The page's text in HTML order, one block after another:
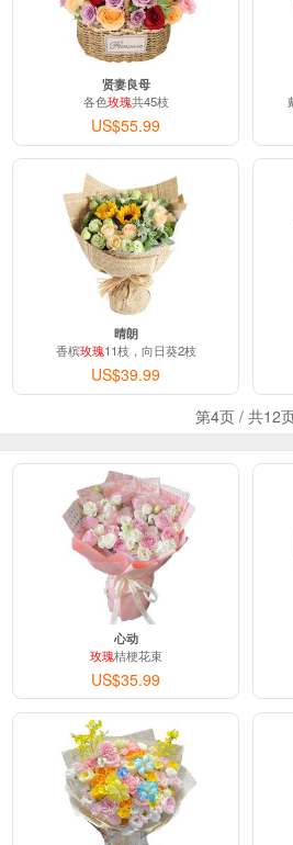
贤妻良母
各色玫瑰共45枝
US$55.99
晴朗
香槟玫瑰11枝，向日葵2枝
US$39.99
第4页 / 共12
心动
玫瑰桔梗花束
US$35.99